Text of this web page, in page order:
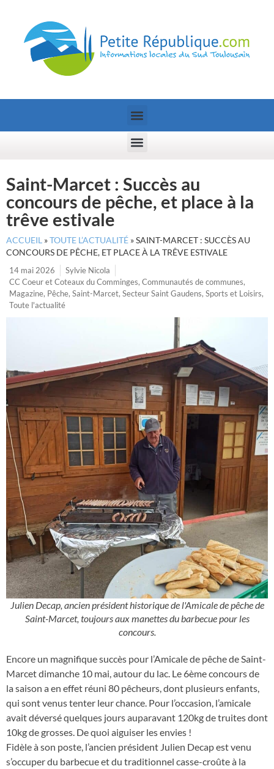
Saint-Marcet : Succès au
concours de pêche, et place à la
trêve estivale
ACCUEIL »TOUTE L’ACTUALITÉ »SAINT-MARCET : SUCCÈS AU
CONCOURS DE PÊCHE, ET PLACE À LA TRÊVE ESTIVALE
14 mai 2026
Sylvie Nicola
CC Coeur et Coteaux du Comminges, Communautés de communes,
Magazine, Pêche, Saint-Marcet, Secteur Saint Gaudens, Sports et Loisirs,
Toute l'actualité
Julien Decap, ancien président historique de l'Amicale de pêche de
Saint-Marcet, toujours aux manettes du barbecue pour les
concours.
Encore un magnifique succès pour l’Amicale de pêche de Saint-
Marcet dimanche 10 mai, autour du lac. Le 6ème concours de
la saison a en effet réuni 80 pêcheurs, dont plusieurs enfants,
qui sont venus tenter leur chance. Pour l’occasion, l’amicale
avait déversé quelques jours auparavant 120kg de truites dont
10kg de grosses. De quoi aiguiser les envies !
Fidèle à son poste, l’ancien président Julien Decap est venu
s’occuper du barbecue et du traditionnel casse-croûte à la